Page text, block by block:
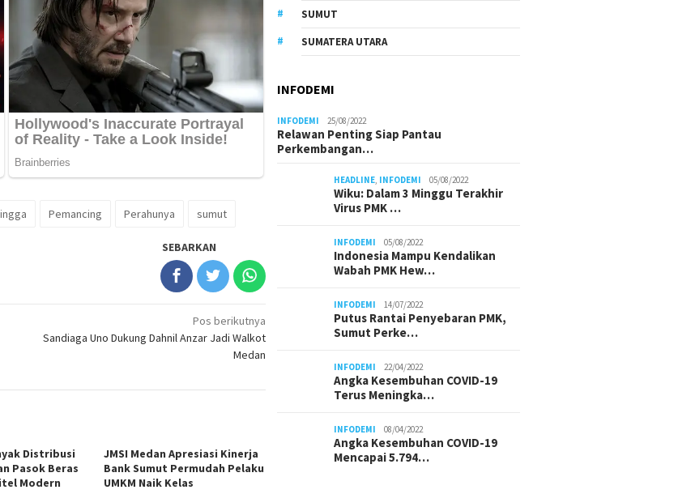
Pemancing Perahunya sumut
SEBARKAN
Pos berikutnya
Sandiaga Uno Dukung Dahnil Anzar Jadi Walkot
Medan
Distribusi
Pasok Beras
Modern
JMSI Medan Apresiasi Kinerja
Bank Sumut Permudah Pelaku
UMKM Naik Kelas
SUMUT
SUMATERA UTARA
INFODEMI
INFODEMI 25/08/2022
Relawan Penting Siap Pantau
Perkembangan…
HEADLINE, INFODEMI 05/08/2022
Wiku: Dalam 3 Minggu Terakhir
Virus PMK …
INFODEMI 05/08/2022
Indonesia Mampu Kendalikan
Wabah PMK Hew…
INFODEMI 14/07/2022
Putus Rantai Penyebaran PMK,
Sumut Perke…
INFODEMI 22/04/2022
Angka Kesembuhan COVID-19
Terus Meningka…
INFODEMI 08/04/2022
Angka Kesembuhan COVID-19
Mencapai 5.794…